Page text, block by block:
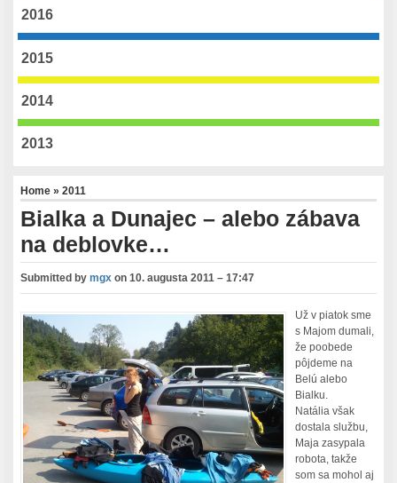
2016
2015
2014
2013
Home»2011
Bialka a Dunajec – alebo zábava
na deblovke…
Submitted bymgx on10. augusta 2011 – 17:47
Už v piatok sme
s Majom dumali,
že poobede
pôjdeme na
Belú alebo
Bialku.
Natália však
dostala službu,
Maja zasypala
robota, takže
som sa mohol aj